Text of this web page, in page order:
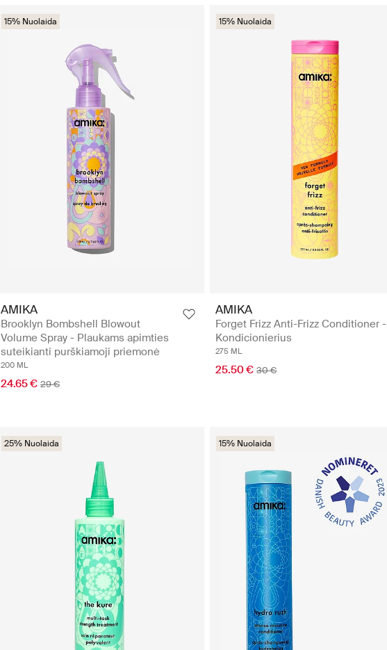
15% Nuolaida
AMIKA
Brooklyn Bombshell Blowout
Volume Spray - Plaukams apimties
suteikianti purškiamoji priemonė
200 ML
24.65 € 29 €
15% Nuolaida
AMIKA
Forget Frizz Anti-Frizz Conditioner -
Kondicionierius
275 ML
25.50 € 30 €
25% Nuolaida 15% Nuolaida